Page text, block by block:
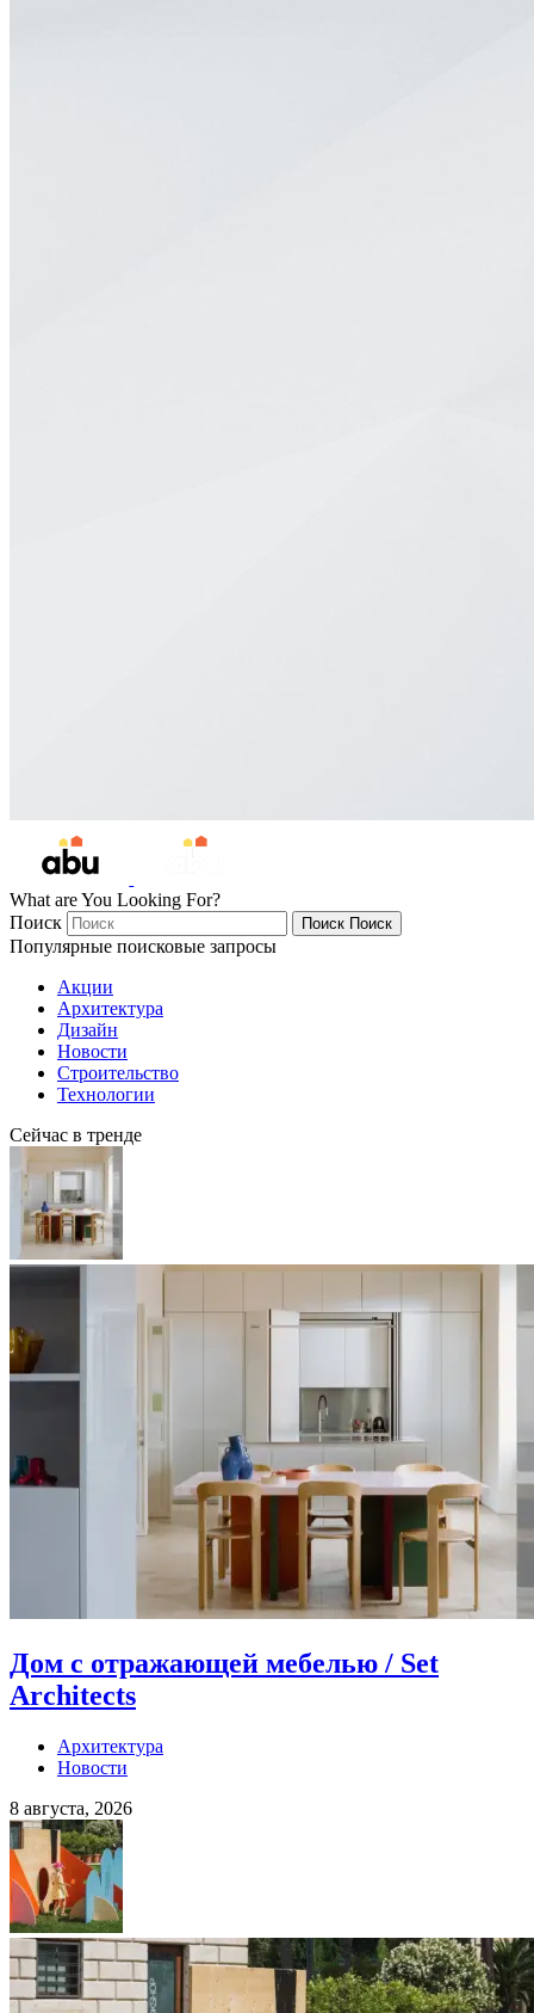
What are You Looking For?
Поиск
Поиск Поиск
Популярные поисковые запросы
Акции
Архитектура
Дизайн
Новости
Строительство
Технологии
Сейчас в тренде
Дом с отражающей мебелью / Set
Architects
Архитектура
Новости
8 августа, 2026